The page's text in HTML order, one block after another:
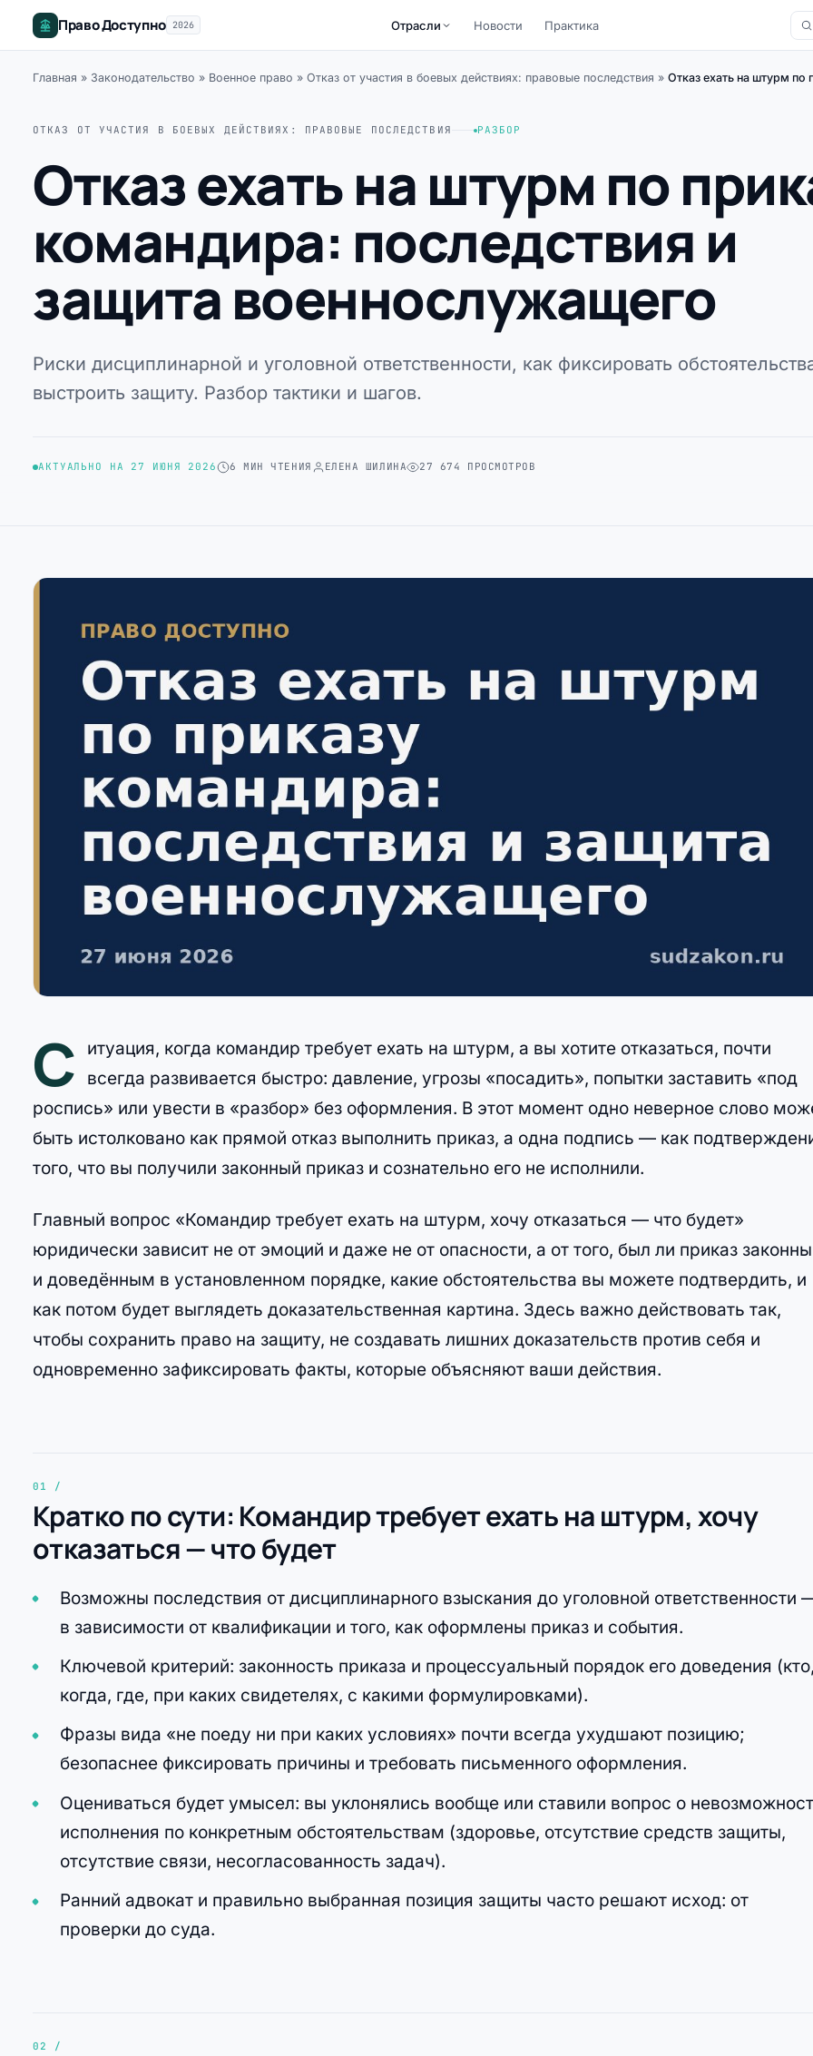
Право Доступно 2026 Отрасли Новости Практика
Главная » Законодательство » Военное право » Отказ от участия в боевых действиях: правовые последствия » Отказ ехать на штурм
ОТКАЗ ОТ УЧАСТИЯ В БОЕВЫХ ДЕЙСТВИЯХ: ПРАВОВЫЕ ПОСЛЕДСТВИЯ РАЗБОР
Отказ ехать на штурм по
командира: последствия и
защита военнослужащего
Риски дисциплинарной и уголовной ответственности, как фиксировать
выстроить защиту. Разбор тактики и шагов.
АКТУАЛЬНО НА 27 ИЮНЯ 2026 6 МИН ЧТЕНИЯ ЕЛЕНА ШИЛИНА 27 674 ПРОСМОТРОВ
С
итуация, когда командир требует ехать на штурм, а вы хотите отказаться, почти
всегда развивается быстро: давление, угрозы «посадить», попытки заставить «под
роспись» или увести в «разбор» без оформления. В этот момент одно неверное слово
быть истолковано как прямой отказ выполнить приказ, а одна подпись — как
того, что вы получили законный приказ и сознательно его не исполнили.
Главный вопрос «Командир требует ехать на штурм, хочу отказаться — что будет»
юридически зависит не от эмоций и даже не от опасности, а от того, был ли приказ
и доведённым в установленном порядке, какие обстоятельства вы можете подтвердить, и
как потом будет выглядеть доказательственная картина. Здесь важно действовать так,
чтобы сохранить право на защиту, не создавать лишних доказательств против себя и
одновременно зафиксировать факты, которые объясняют ваши действия.
Кратко по сути: Командир требует ехать на штурм, хочу
отказаться — что будет
Возможны последствия от дисциплинарного взыскания до уголовной ответственности
в зависимости от квалификации и того, как оформлены приказ и события.
Ключевой критерий: законность приказа и процессуальный порядок его доведения
когда, где, при каких свидетелях, с какими формулировками).
Фразы вида «не поеду ни при каких условиях» почти всегда ухудшают позицию;
безопаснее фиксировать причины и требовать письменного оформления.
Оцениваться будет умысел: вы уклонялись вообще или ставили вопрос о
исполнения по конкретным обстоятельствам (здоровье, отсутствие средств защиты,
отсутствие связи, несогласованность задач).
Ранний адвокат и правильно выбранная позиция защиты часто решают исход: от
проверки до суда.